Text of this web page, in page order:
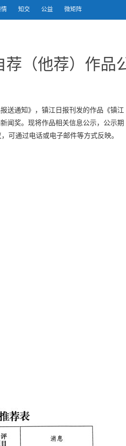
知交 公益 微矩阵
（他荐）作品
送通知》，镇江日报刊发的作品《镇江
闻奖。现将作品相关信息公示，公示期
可通过电话或电子邮件等方式反映。